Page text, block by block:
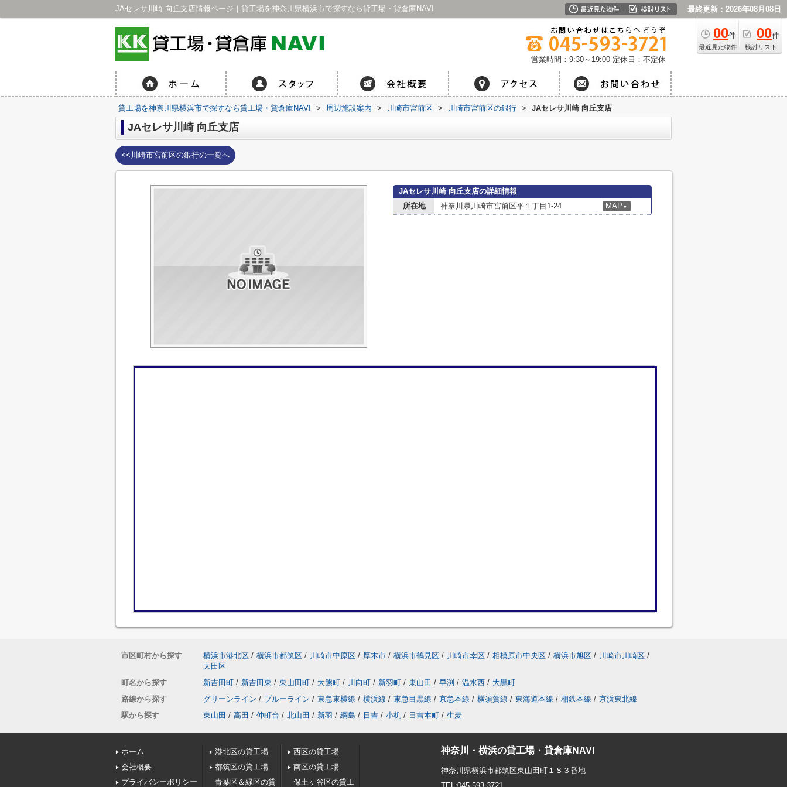
JAセレサ川崎 向丘支店情報ページ｜貸工場を神奈川県横浜市で探すなら貸工場・貸倉庫NAVI 最終更新：2026年08月08日
00件
最近見た物件
00件
検討リスト
営業時間：9:30～19:00 定休日：不定休
貸工場を神奈川県横浜市で探すなら貸工場・貸倉庫NAVI > 周辺施設案内 > 川崎市宮前区 > 川崎市宮前区の銀行 > JAセレサ川崎 向丘支店
JAセレサ川崎 向丘支店
<<川崎市宮前区の銀行の一覧へ
JAセレサ川崎 向丘支店の詳細情報
所在地
神奈川県川崎市宮前区平１丁目1-24 MAP ▼
市区町村から探す 横浜市港北区 / 横浜市都筑区 / 川崎市中原区 / 厚木市 / 横浜市鶴見区 / 川崎市幸区 / 相模原市中央区 / 横浜市旭区 / 川崎市川崎区 /
大田区
町名から探す
新吉田町 / 新吉田東 / 東山田町 / 大熊町 / 川向町 / 新羽町 / 東山田 / 早渕 / 温水西 / 大黒町
路線から探す
グリーンライン / ブルーライン / 東急東横線 / 横浜線 / 東急目黒線 / 京急本線 / 横須賀線 / 東海道本線 / 相鉄本線 / 京浜東北線
駅から探す
東山田 / 高田 / 仲町台 / 北山田 / 新羽 / 綱島 / 日吉 / 小机 / 日吉本町 / 生麦
ホーム
会社概要
プライバシーポリシー
港北区の貸工場
都筑区の貸工場
青葉区＆緑区の貸
西区の貸工場
南区の貸工場
保土ヶ谷区の貸工
神奈川・横浜の貸工場・貸倉庫NAVI
神奈川県横浜市都筑区東山田町１８３番地